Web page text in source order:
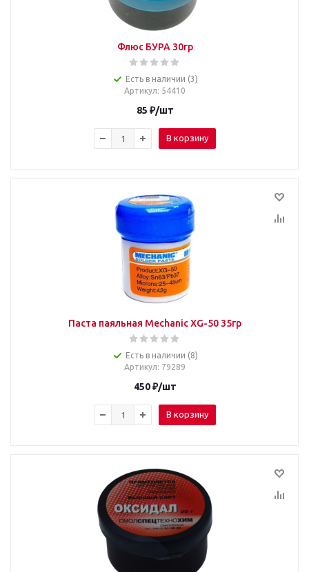
Флюс БУРА 30гр
Есть в наличии (3)
Артикул: 54410
85 ₽/шт
В корзину
Паста паяльная Mechanic XG-50 35гр
Есть в наличии (8)
Артикул: 79289
450₽/шт
В корзину